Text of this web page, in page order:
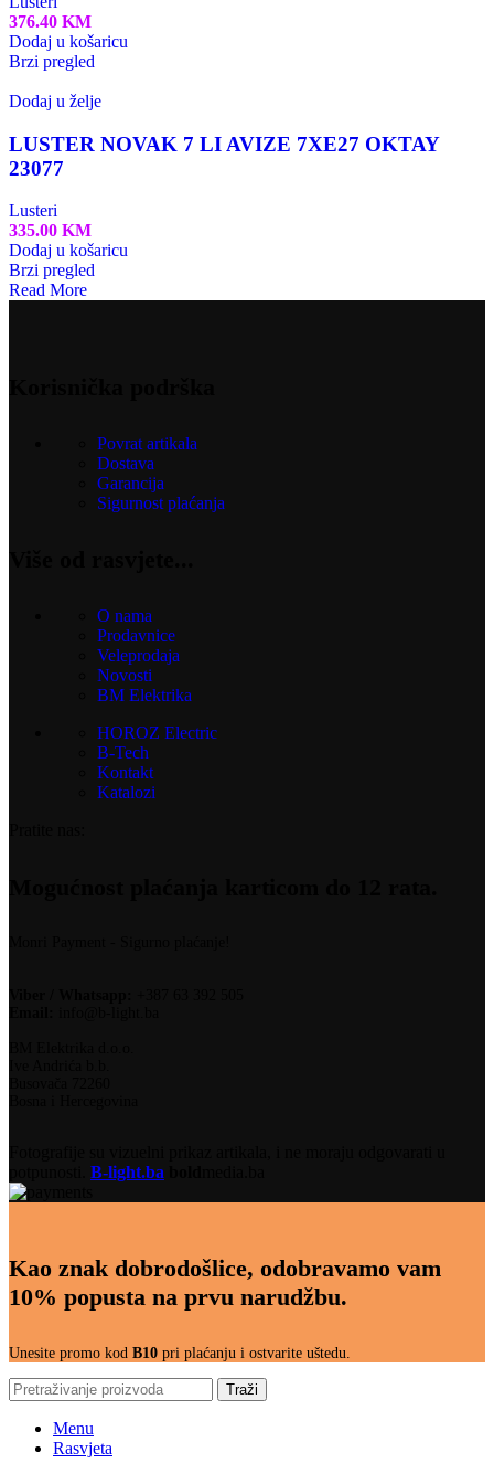
376.40 KM
Dodaj u košaricu
Brzi pregled
Dodaj u želje
LUSTER NOVAK 7 LI AVIZE 7XE27 OKTAY
23077
Lusteri
335.00 KM
Dodaj u košaricu
Brzi pregled
Read More
Povrat artikala
Dostava
Garancija
Sigurnost plaćanja
O nama
Prodavnice
Veleprodaja
Novosti
BM Elektrika
HOROZ Electric
B-Tech
Kontakt
Katalozi
B-light.ba
Kao znak dobrodošlice, odobravamo vam
10% popusta na prvu narudžbu.
Unesite promo kod B10 pri plaćanju i ostvarite uštedu.
Traži
Menu
Rasvjeta